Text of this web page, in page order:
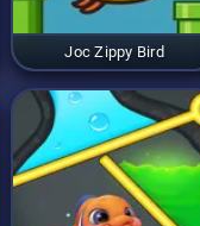
Joc Zippy Bird